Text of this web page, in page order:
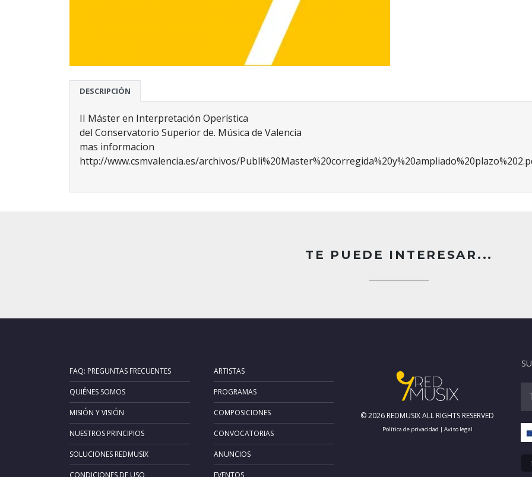
DESCRIPCIÓN
II Máster en Interpretación Operística
del Conservatorio Superior de. Música de Valencia
mas informacion
http://www.csmvalencia.es/archivos/
TE PUEDE INTERESAR...
FAQ: PREGUNTAS FRECUENTES
QUIÉNES SOMOS
MISIÓN Y VISIÓN
NUESTROS PRINCIPIOS
SOLUCIONES REDMUSIX
CONDICIONES DE USO
ARTISTAS
PROGRAMAS
COMPOSICIONES
CONVOCATORIAS
ANUNCIOS
EVENTOS
© 2026 REDMUSIX ALL RIGHTS RESERVED
Política de privacidad | Aviso legal